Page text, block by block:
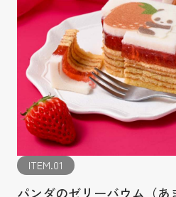
ITEM.01
パンダのゼリーバウム（あ